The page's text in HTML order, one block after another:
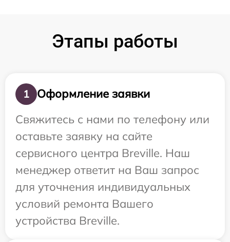
Этапы работы
1
Оформление заявки
Свяжитесь с нами по телефону или
оставьте заявку на сайте
сервисного центра Breville. Наш
менеджер ответит на Ваш запрос
для уточнения индивидуальных
условий ремонта Вашего
устройства Breville.